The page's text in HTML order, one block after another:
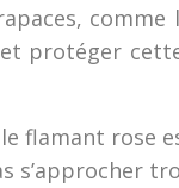
protéger
rose
s’approcher